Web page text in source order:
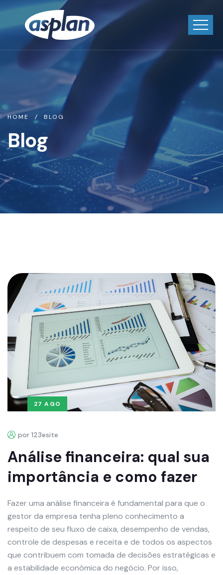
HOME BLOG
Blog
27 AGO
por 123esite
Análise financeira: qual sua
importância e como fazer
Fazer uma análise financeira é fundamental para que o
gestor da empresa tenha pleno conhecimento a
respeito de seu fluxo de caixa, desempenho de vendas,
controle de despesas e receita e de todos os aspectos
que contribuem com tomada de decisões estratégicas e
a estabilidade econômica do negócio. Por isso,